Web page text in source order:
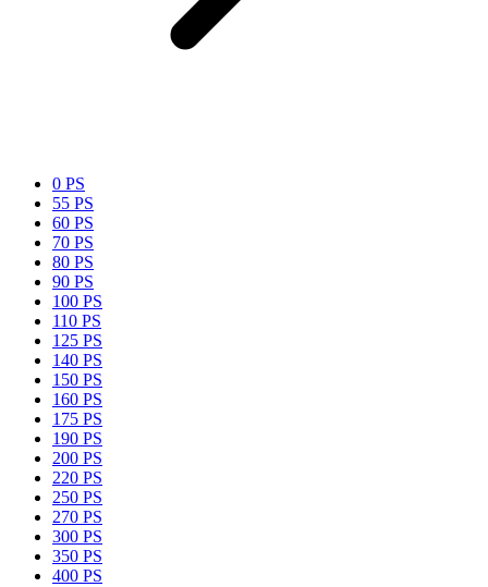
0 PS
55 PS
60 PS
70 PS
80 PS
90 PS
100 PS
110 PS
125 PS
140 PS
150 PS
160 PS
175 PS
190 PS
200 PS
220 PS
250 PS
270 PS
300 PS
350 PS
400 PS